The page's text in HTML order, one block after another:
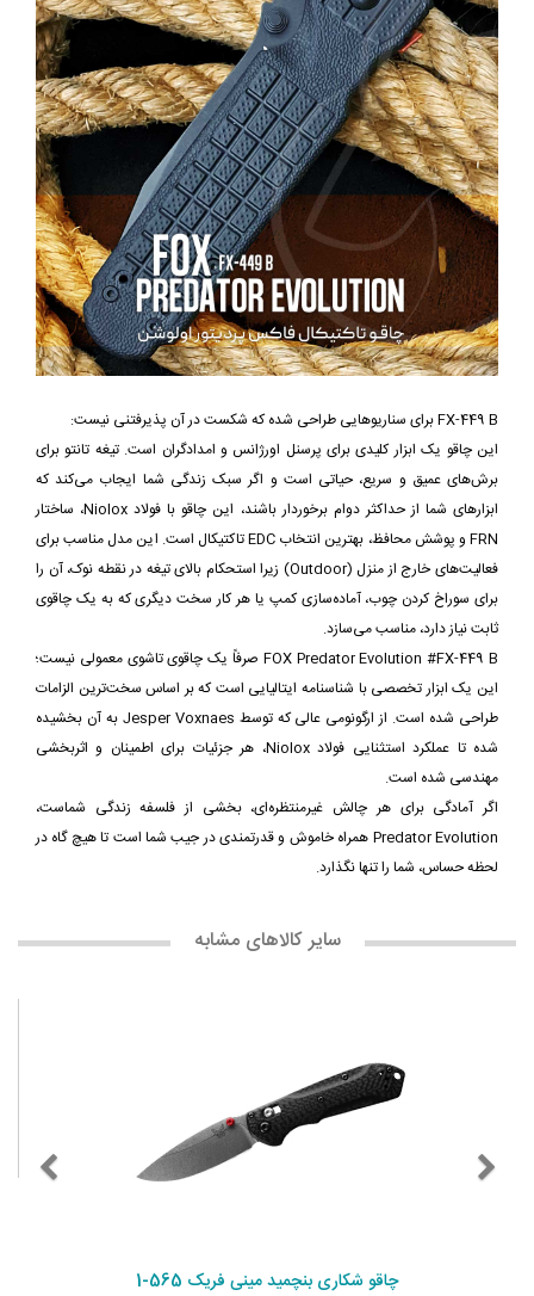
FX-449 B برای سناریوهایی طراحی شده که شکست در آن پذیرفتنی نیست:
این چاقو یک ابزار کلیدی برای پرسنل اورژانس و امدادگران است. تیغه تانتو برای
برش‌های عمیق و سریع، حیاتی است و اگر سبک زندگی شما ایجاب می‌کند که
ابزارهای شما از حداکثر دوام برخوردار باشند، این چاقو با فولاد Niolox، ساختار
FRN و پوشش محافظ، بهترین انتخاب EDC تاکتیکال است. این مدل مناسب برای
فعالیت‌های خارج از منزل (Outdoor) زیرا استحکام بالای تیغه در نقطه نوک، آن را
برای سوراخ کردن چوب، آماده‌سازی کمپ یا هر کار سخت دیگری که به یک چاقوی
ثابت نیاز دارد، مناسب می‌سازد.
FOX Predator Evolution #FX-449 B صرفاً یک چاقوی تاشوی معمولی نیست؛
این یک ابزار تخصصی با شناسنامه ایتالیایی است که بر اساس سخت‌ترین الزامات
طراحی شده است. از ارگونومی عالی که توسط Jesper Voxnaes به آن بخشیده
شده تا عملکرد استثنایی فولاد Niolox، هر جزئیات برای اطمینان و اثربخشی
مهندسی شده است.
اگر آمادگی برای هر چالش غیرمنتظره‌ای، بخشی از فلسفه زندگی شماست،
Predator Evolution همراه خاموش و قدرتمندی در جیب شما است تا هیچ گاه در
لحظه حساس، شما را تنها نگذارد.
سایر کالاهای مشابه
چاقو شکاری بنچمید مینی فریک 565-1